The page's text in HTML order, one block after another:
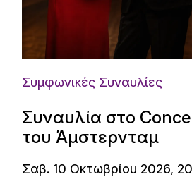
Συμφωνικές Συναυλίες
Συναυλία στο
του Άμστερνταμ
Σαβ. 10 Οκτωβρίου 2026,